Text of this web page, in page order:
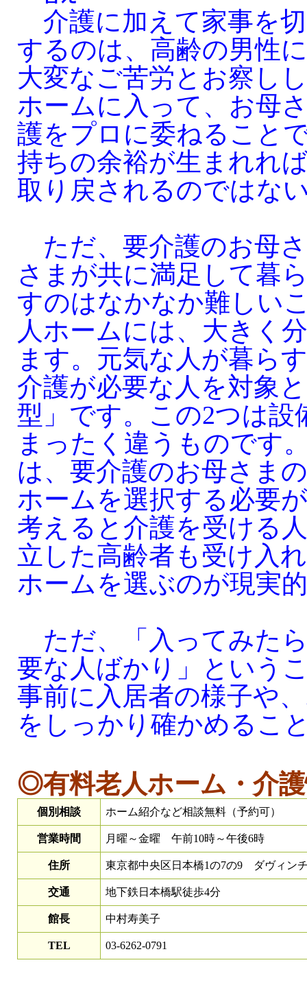
介護に加えて家事を
するのは、高齢の男性
大変なご苦労とお察し
ホームに入って、お母
護をプロに委ねること
持ちの余裕が生まれれ
取り戻されるのではな
ただ、要介護のお母
さまが共に満足して暮
すのはなかなか難しい
人ホームには、大きく
ます。元気な人が暮ら
介護が必要な人を対象
型」です。この2つは設
まったく違うものです
は、要介護のお母さま
ホームを選択する必要
考えると介護を受ける
立した高齢者も受け入
ホームを選ぶのが現実
ただ、「入ってみた
要な人ばかり」という
事前に入居者の様子や
をしっかり確かめるこ
◎有料老人ホーム・介
個別相談 ホーム紹介など相談無料（予約可）
営業時間 月曜～金曜 午前10時～午後6時
住所 東京都中央区日本橋1の7の9 ダヴィン
交通 地下鉄日本橋駅徒歩4分
館長 中村寿美子
TEL 03-6262-0791